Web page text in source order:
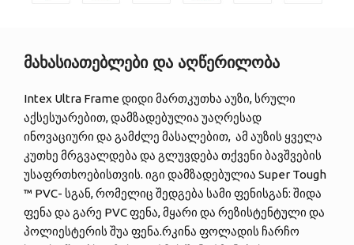
მახასიათებლები და აღწერილობა
Intex Ultra Frame დიდი მართკუთხა აუზი, სრული
აქსესუარებით, დამზადებულია უაღრესად
ინოვაციური და გამძლე მასალებით, ამ აუზის ყველა
კუთხე მრგვალდება და გლუვდება თქვენი ბავშვების
უსაფრთხოებისთვის. იგი დამზადებულია Super Tough
™ PVC- სგან, რომელიც შედგება სამი ფენისგან: შიდა
ფენა და გარე PVC ფენა, მყარი და რეზისტენტული და
პოლიესტერის შუა ფენა.რკინა ფოლადის ჩარჩო